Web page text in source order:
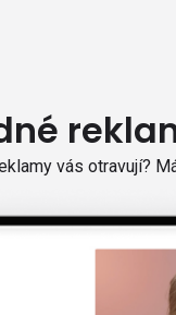
vás otravují?